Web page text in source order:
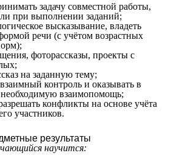
задачу совместной работы,
при выполнении заданий;
высказывание, владеть
речи (с учётом возрастных
фоторассказы, проекты с
на заданную тему;
контроль и оказывать в
необходимую взаимопомощь;
конфликты на основе учёта
участников.
результаты
научится: